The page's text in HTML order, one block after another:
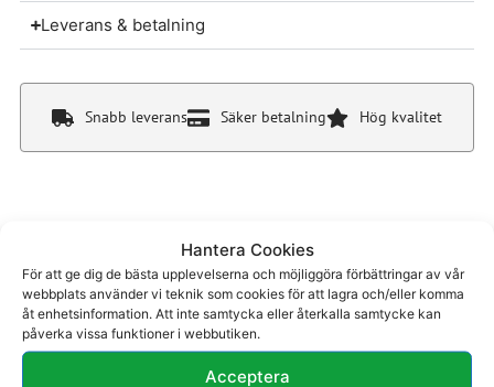
Hantera Cookies
För att ge dig de bästa upplevelserna och möjliggöra förbättringar av vår
webbplats använder vi teknik som cookies för att lagra och/eller komma
åt enhetsinformation. Att inte samtycka eller återkalla samtycke kan
påverka vissa funktioner i webbutiken.
Acceptera
Leverans & betalning
Snabb leverans Säker betalning Hög kvalitet
Du kanske även gillar